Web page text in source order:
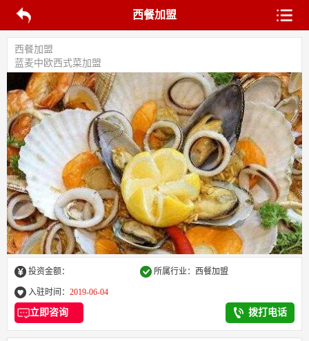
西餐加盟
西餐加盟
蓝麦中欧西式菜加盟
投资金额： 所属行业：西餐加盟
入驻时间： 2019-06-04
立即咨询 拨打电话